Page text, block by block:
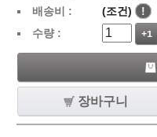
배송비 :
(조건)
!
수량 :
+1
장바구니